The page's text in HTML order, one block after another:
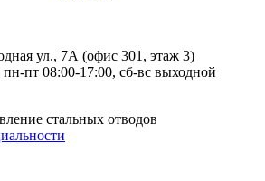
ул., 7А (офис 301, этаж 3)
пт 08:00-17:00, сб-вс выходной
стальных отводов